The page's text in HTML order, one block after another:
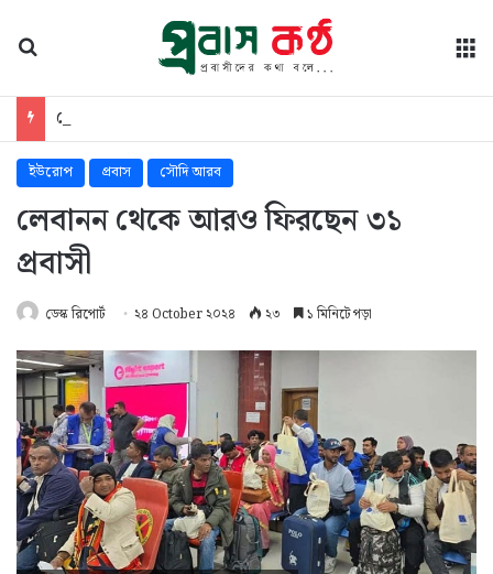
ইউরোপ প্রবাস সৌদি আরব
লেবানন থেকে আরও ফিরছেন ৩১
প্রবাসী
ডেস্ক রিপোর্ট ২৪ October ২০২৪ ২৩ ১ মিনিটে পড়া